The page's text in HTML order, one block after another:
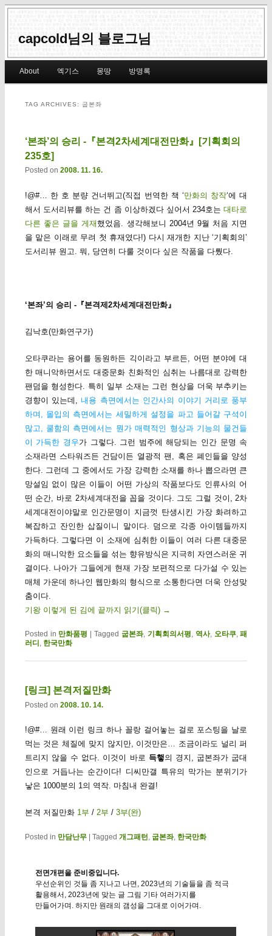
capcold님의 블로그님
Skip to primary content
Skip to secondary content
About 엑기스 몽땅 방명록
TAG ARCHIVES: 굽본좌
‘본좌’의 승리 -『본격2차세계대전만화』[기획회의
235호]
Posted on 2008. 11. 16.
!@#… 한 호 분량 건너뛰고(직접 번역한 책 ‘만화의 창작‘에 대
해서 도서리뷰를 하는 건 좀 이상하겠다 싶어서 234호는대타로
다른 좋은 글을 게재했었음. 생각해보니 2004년 9월 처음 지면
을 맡은 이래로 무려 첫 휴재였다!) 다시 재개한 지난 ‘기획회의’
도서리뷰 원고. 뭐, 당연히 다룰 것이다 싶은 작품을 다뤘다.
‘본좌’의 승리 -『본격제2차세계대전만화』
김낙호(만화연구가)
오타쿠라는 용어를 동원하든 긱이라고 부르든, 어떤 분야에 대
한 매니악하면서도 대중문화 친화적인 심취는 나름대로 강력한
팬덤을 형성한다. 특히 일부 소재는 그런 현상을 더욱 부추키는
경향이 있는데,내용 측면에서는 인간사의 이야기 거리로 풍부
하며, 몰입의 측면에서는 세밀하게 설정을 파고 들어갈 구석이
많고, 쿨함의 측면에서는 뭔가 매력적인 형상과 기능의 물건들
이 가득한 경우가 그렇다. 그런 범주에 해당되는 인간 문명 속
소재라면 스타워즈든 건담이든 열광적 팬, 혹은 폐인들을 양성
한다. 그런데 그 중에서도 가장 강력한 소재를 하나 뽑으라면 큰
망설임 없이 많은 이들이 어떤 가상의 작품보다도 인류사의 어
떤 순간, 바로 2차세계대전을 꼽을 것이다. 그도 그럴 것이, 2차
세계대전이야말로 인간문명이 지금껏 탄생시킨 가장 화려하고
복잡하고 잔인한 삽질이니 말이다. 덤으로 각종 아이템들까지
가득하다. 그렇다면 이 소재에 심취한 이들이 여러 다른 대중문
화의 매니악한 요소들을 섞는 향유방식은 지극히 자연스러운 귀
결이다. 나아가 그들에게 현재 가장 보편적으로 다가설 수 있는
매체 가운데 하나인 웹만화의 형식으로 소통한다면 더욱 안성맞
춤이다.
기왕 이렇게 된 김에 끝까지 읽기(클릭) →
Posted in 만화품평 |Tagged 굽본좌, 기획회의서평, 역사, 오타쿠,패
러디 , 한국만화
[링크] 본격저질만화
Posted on 2008. 10. 14.
!@#… 원래 이런 링크 하나 꼴랑 걸어놓는 걸로 포스팅을 날로
먹는 것은 체질에 맞지 않지만, 이것만은… 조금이라도 널리 퍼
트리지 않을 수 없다. 이것이 바로 득햏의 경지, 굽본좌가 굽대
인으로 거듭나는 순간이다! 디씨만갤 특유의 막가는 분위기가
낳은 1000분의 1의 역작. 마침내 완결!
본격 저질만화 1부 / 2부 / 3부(완)
Posted in 만담난무 | Tagged 개그패턴 굽본좌, 한국만화
전면개편을 준비중입니다.
우선순위인 것들 좀 지나고 나면, 2023년의 기술들을 좀 적극
활용해서, 2023년에 맞는 글 그림 기타 여러가지를
만들어가며. 하지만 원래의 갬성을 그대로 이어가며.